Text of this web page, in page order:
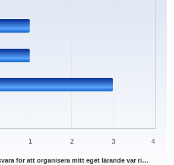
för att organisera mitt eget lärande var ri…
1 2 3 4